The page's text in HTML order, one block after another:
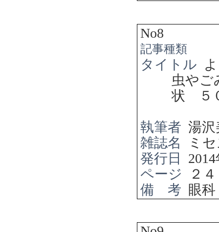
No8
記事種類
タイトル
虫やご
状 ５
執筆者 湯沢
雑誌名
ミ
発行日
2014
ページ
２
備 考 眼